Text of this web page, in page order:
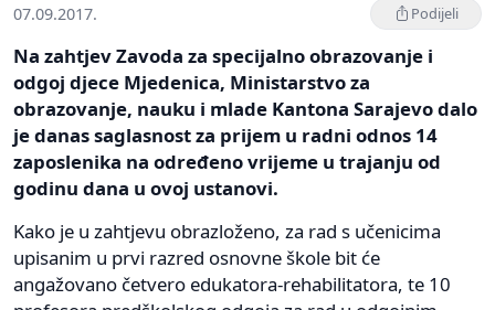
07.09.2017. Podijeli
Na zahtjev Zavoda za specijalno obrazovanje i
odgoj djece Mjedenica, Ministarstvo za
obrazovanje, nauku i mlade Kantona Sarajevo dalo
je danas saglasnost za prijem u radni odnos 14
zaposlenika na određeno vrijeme u trajanju od
godinu dana u ovoj ustanovi.
Kako je u zahtjevu obrazloženo, za rad s učenicima
upisanim u prvi razred osnovne škole bit će
angažovano četvero edukatora-rehabilitatora, te 10